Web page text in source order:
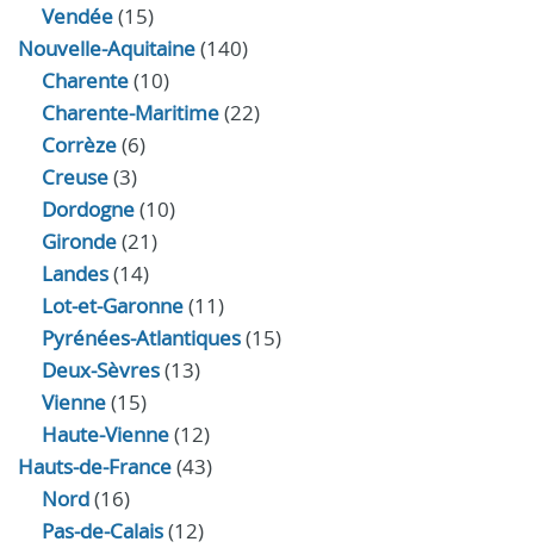
Vendée(15)
Nouvelle-Aquitaine(140)
Charente(10)
Charente-Maritime(22)
Corrèze(6)
Creuse(3)
Dordogne(10)
Gironde(21)
Landes(14)
Lot-et-Garonne(11)
Pyrénées-Atlantiques(15)
Deux-Sèvres(13)
Vienne(15)
Haute-Vienne(12)
Hauts-de-France(43)
Nord(16)
Pas-de-Calais(12)